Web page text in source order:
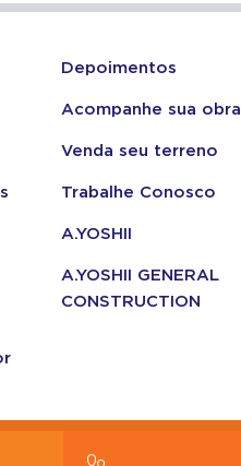
Depoimentos
Acompanhe sua obra
Venda seu terreno
Trabalhe Conosco
A.YOSHII
A.YOSHII GENERAL
CONSTRUCTION